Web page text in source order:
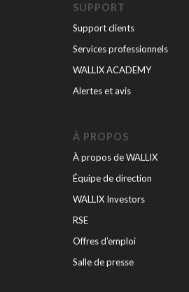
SUPPORT
Support clients
Services professionnels
WALLIX ACADEMY
Alertes et avis
À PROPOS
À propos de WALLIX
Équipe de direction
WALLIX Investors
RSE
Offres d’emploi
Salle de presse